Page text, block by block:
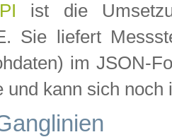
ist die
Sie liefert
im JSON-
und kann sich noch